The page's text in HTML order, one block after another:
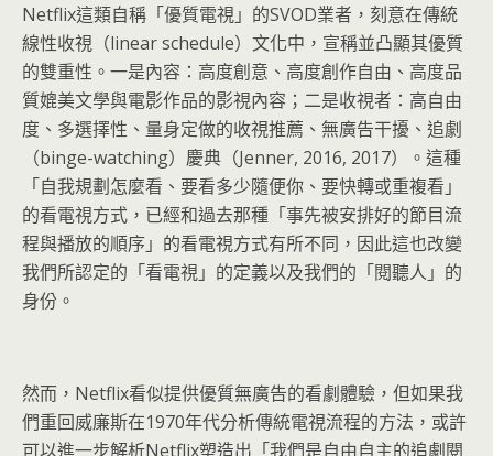
Netflix這類自稱「優質電視」的SVOD業者，刻意在傳統
線性收視（linear schedule）文化中，宣稱並凸顯其優質
的雙重性。一是內容：高度創意、高度創作自由、高度品
質媲美文學與電影作品的影視內容；二是收視者：高自由
度、多選擇性、量身定做的收視推薦、無廣告干擾、追劇
（binge-watching）慶典（Jenner, 2016, 2017）。這種
「自我規劃怎麼看、要看多少隨便你、要快轉或重複看」
的看電視方式，已經和過去那種「事先被安排好的節目流
程與播放的順序」的看電視方式有所不同，因此這也改變
我們所認定的「看電視」的定義以及我們的「閱聽人」的
身份。
然而，Netflix看似提供優質無廣告的看劇體驗，但如果我
們重回威廉斯在1970年代分析傳統電視流程的方法，或許
可以進一步解析Netflix塑造出「我們是自由自主的追劇閱